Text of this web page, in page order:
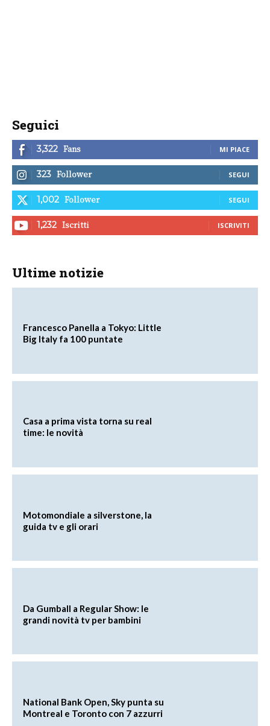
Seguici
3,322 Fans MI PIACE
323 Follower SEGUI
1,002 Follower SEGUI
1,232 Iscritti ISCRIVITI
Ultime notizie
Francesco Panella a Tokyo: Little
Big Italy fa 100 puntate
Casa a prima vista torna su real
time: le novità
Motomondiale a silverstone, la
guida tv e gli orari
Da Gumball a Regular Show: le
grandi novità tv per bambini
National Bank Open, Sky punta su
Montreal e Toronto con 7 azzurri